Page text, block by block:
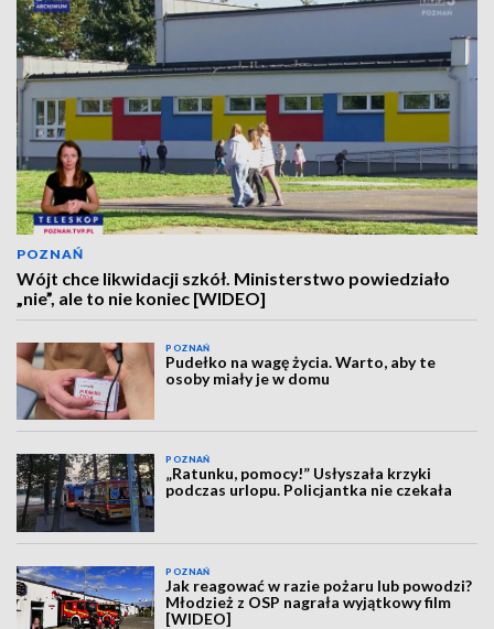
POZNAŃ
Wójt chce likwidacji szkół. Ministerstwo powiedziało
„nie”, ale to nie koniec [WIDEO]
POZNAŃ
Pudełko na wagę życia. Warto, aby te
osoby miały je w domu
POZNAŃ
„Ratunku, pomocy!” Usłyszała krzyki
podczas urlopu. Policjantka nie czekała
POZNAŃ
Jak reagować w razie pożaru lub powodzi?
Młodzież z OSP nagrała wyjątkowy film
[WIDEO]